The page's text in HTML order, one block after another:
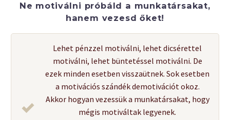
Ne motiválni próbáld a munkatársakat,
hanem vezesd őket!
Lehet pénzzel motiválni, lehet dicsérettel
motiválni, lehet büntetéssel motiválni. De
ezek minden esetben visszaütnek. Sok esetben
a motivációs szándék demotivációt okoz.
Akkor hogyan vezessük a munkatársakat, hogy
mégis motiváltak legyenek.